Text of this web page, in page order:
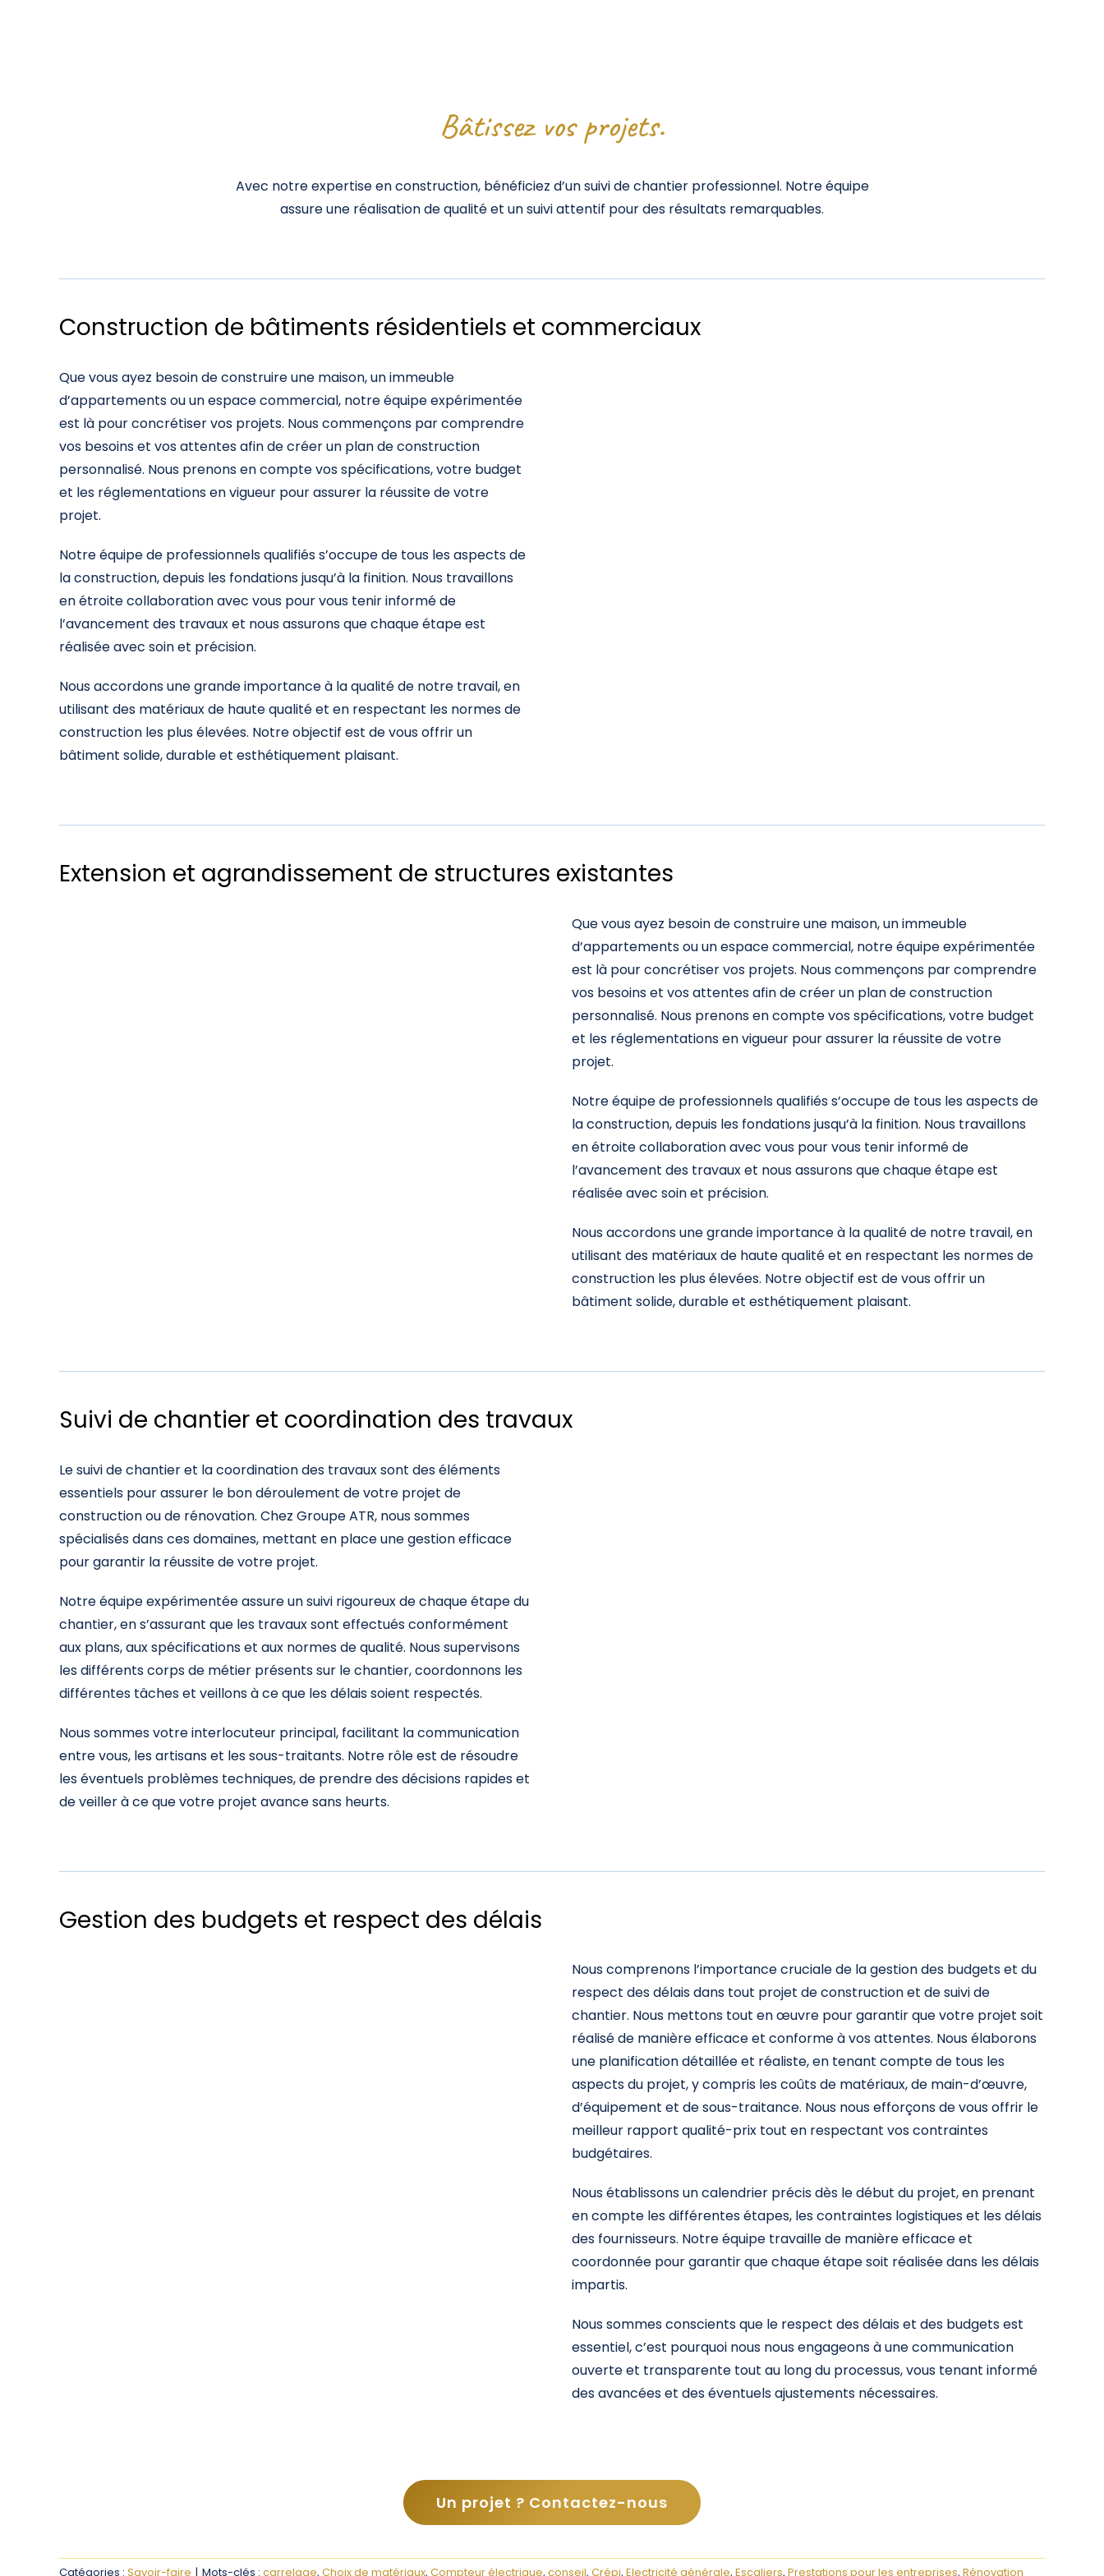
Bâtissez vos projets.
Avec notre expertise en construction, bénéficiez d’un suivi de chantier professionnel. Notre équipe
assure une réalisation de qualité et un suivi attentif pour des résultats remarquables.
Construction de bâtiments résidentiels et commerciaux
Que vous ayez besoin de construire une maison, un immeuble
d’appartements ou un espace commercial, notre équipe expérimentée
est là pour concrétiser vos projets. Nous commençons par comprendre
vos besoins et vos attentes afin de créer un plan de construction
personnalisé. Nous prenons en compte vos spécifications, votre budget
et les réglementations en vigueur pour assurer la réussite de votre
projet.
Notre équipe de professionnels qualifiés s’occupe de tous les aspects de
la construction, depuis les fondations jusqu’à la finition. Nous travaillons
en étroite collaboration avec vous pour vous tenir informé de
l’avancement des travaux et nous assurons que chaque étape est
réalisée avec soin et précision.
Nous accordons une grande importance à la qualité de notre travail, en
utilisant des matériaux de haute qualité et en respectant les normes de
construction les plus élevées. Notre objectif est de vous offrir un
bâtiment solide, durable et esthétiquement plaisant.
Extension et agrandissement de structures existantes
Que vous ayez besoin de construire une maison, un immeuble
d’appartements ou un espace commercial, notre équipe expérimentée
est là pour concrétiser vos projets. Nous commençons par comprendre
vos besoins et vos attentes afin de créer un plan de construction
personnalisé. Nous prenons en compte vos spécifications, votre budget
et les réglementations en vigueur pour assurer la réussite de votre
projet.
Notre équipe de professionnels qualifiés s’occupe de tous les aspects de
la construction, depuis les fondations jusqu’à la finition. Nous travaillons
en étroite collaboration avec vous pour vous tenir informé de
l’avancement des travaux et nous assurons que chaque étape est
réalisée avec soin et précision.
Nous accordons une grande importance à la qualité de notre travail, en
utilisant des matériaux de haute qualité et en respectant les normes de
construction les plus élevées. Notre objectif est de vous offrir un
bâtiment solide, durable et esthétiquement plaisant.
Suivi de chantier et coordination des travaux
Le suivi de chantier et la coordination des travaux sont des éléments
essentiels pour assurer le bon déroulement de votre projet de
construction ou de rénovation. Chez Groupe ATR, nous sommes
spécialisés dans ces domaines, mettant en place une gestion efficace
pour garantir la réussite de votre projet.
Notre équipe expérimentée assure un suivi rigoureux de chaque étape du
chantier, en s’assurant que les travaux sont effectués conformément
aux plans, aux spécifications et aux normes de qualité. Nous supervisons
les différents corps de métier présents sur le chantier, coordonnons les
différentes tâches et veillons à ce que les délais soient respectés.
Nous sommes votre interlocuteur principal, facilitant la communication
entre vous, les artisans et les sous-traitants. Notre rôle est de résoudre
les éventuels problèmes techniques, de prendre des décisions rapides et
de veiller à ce que votre projet avance sans heurts.
Gestion des budgets et respect des délais
Nous comprenons l’importance cruciale de la gestion des budgets et du
respect des délais dans tout projet de construction et de suivi de
chantier. Nous mettons tout en œuvre pour garantir que votre projet soit
réalisé de manière efficace et conforme à vos attentes. Nous élaborons
une planification détaillée et réaliste, en tenant compte de tous les
aspects du projet, y compris les coûts de matériaux, de main-d’œuvre,
d’équipement et de sous-traitance. Nous nous efforçons de vous offrir le
meilleur rapport qualité-prix tout en respectant vos contraintes
budgétaires.
Nous établissons un calendrier précis dès le début du projet, en prenant
en compte les différentes étapes, les contraintes logistiques et les délais
des fournisseurs. Notre équipe travaille de manière efficace et
coordonnée pour garantir que chaque étape soit réalisée dans les délais
impartis.
Nous sommes conscients que le respect des délais et des budgets est
essentiel, c’est pourquoi nous nous engageons à une communication
ouverte et transparente tout au long du processus, vous tenant informé
des avancées et des éventuels ajustements nécessaires.
Un projet ? Contactez-nous
Catégories : Savoir-faire | Mots-clés : carrelage, Choix de matériaux, Compteur électrique, conseil, Crépi, Electricité générale, Escaliers, Prestations pour les entreprises, Rénovation